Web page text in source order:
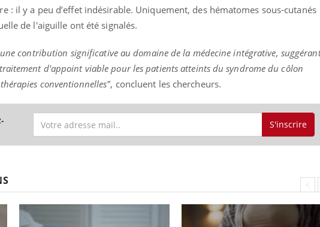
: il y a peu d’effet indésirable. Uniquement, des hématomes sous-cutanés
de l'aiguille ont été signalés.
contribution significative au domaine de la médecine intégrative,
d'appoint viable pour les patients atteints du syndrome du côlon
conventionnelles", concluent les chercheurs.
S'inscrire